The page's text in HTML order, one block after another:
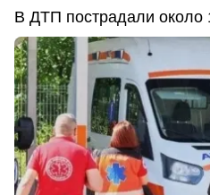
В ДТП пострадали около